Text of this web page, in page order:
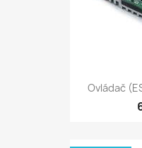
Ovládač